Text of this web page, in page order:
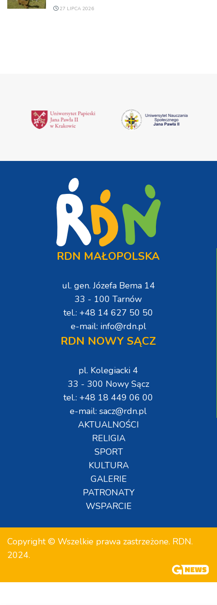
27 LIPCA 2026
RDN MAŁOPOLSKA
ul. gen. Józefa Bema 14
33 - 100 Tarnów
tel.: +48 14 627 50 50
e-mail: info@rdn.pl
RDN NOWY SĄCZ
pl. Kolegiacki 4
33 - 300 Nowy Sącz
tel.: +48 18 449 06 00
e-mail: sacz@rdn.pl
AKTUALNOŚCI
RELIGIA
SPORT
KULTURA
GALERIE
PATRONATY
WSPARCIE
Copyright © Wszelkie prawa zastrzeżone. RDN.
2024.